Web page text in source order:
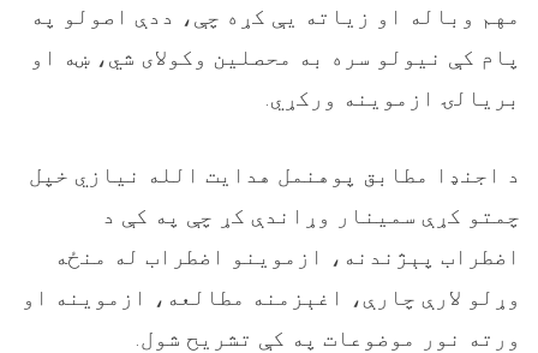
مهم وباله او زیاته یې کړه چې، ددې اصولو په
پام کې نیولو سره به محصلین وکولای شي، ښه او
بریالۍ ازموینه ورکړي.
د اجنډا مطابق پوهنمل هدایت الله نیازي خپل
چمتو کړې سمینار وړاندې کړ چې په کې د
اضطراب پېژندنه، ازموینو اضطراب له منځه
وړلو لارې چارې، اغېزمنه مطالعه، ازموینه او
ورته نور موضوعات په کې تشریح شول.